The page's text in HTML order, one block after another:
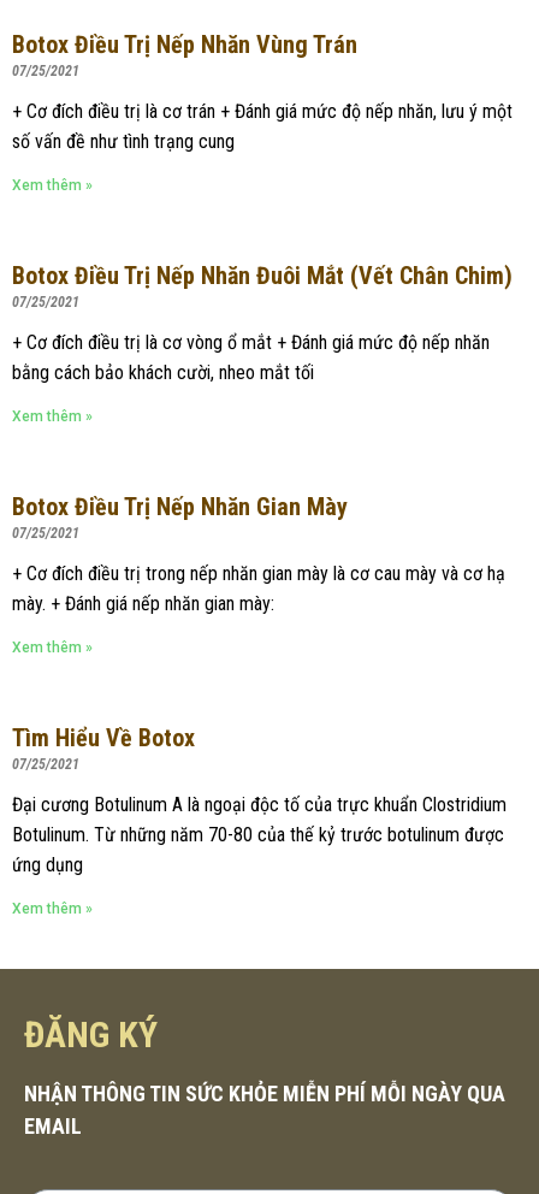
Botox Điều Trị Nếp Nhăn Vùng Trán
07/25/2021
+ Cơ đích điều trị là cơ trán + Đánh giá mức độ nếp nhăn, lưu ý một
số vấn đề như tình trạng cung
Xem thêm »
Botox Điều Trị Nếp Nhăn Đuôi Mắt (vết Chân Chim)
07/25/2021
+ Cơ đích điều trị là cơ vòng ổ mắt + Đánh giá mức độ nếp nhăn
bằng cách bảo khách cười, nheo mắt tối
Xem thêm »
Botox Điều Trị Nếp Nhăn Gian Mày
07/25/2021
+ Cơ đích điều trị trong nếp nhăn gian mày là cơ cau mày và cơ hạ
mày. + Đánh giá nếp nhăn gian mày:
Xem thêm »
Tìm Hiểu Về Botox
07/25/2021
Đại cương Botulinum A là ngoại độc tố của trực khuẩn Clostridium
Botulinum. Từ những năm 70-80 của thế kỷ trước botulinum được
ứng dụng
Xem thêm »
ĐĂNG KÝ
NHẬN THÔNG TIN SỨC KHỎE MIỄN PHÍ MỖI NGÀY QUA
EMAIL